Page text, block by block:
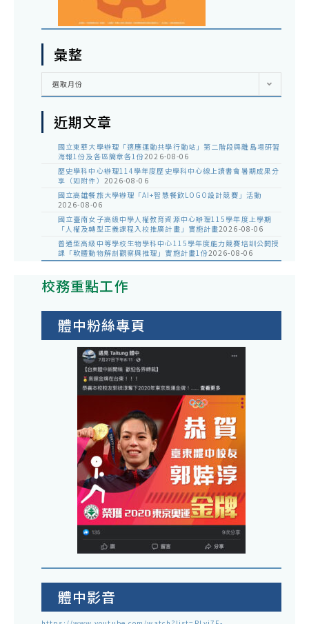
彙整
彙
選取月份
近期文章
國立東華大學辦理「適應運動共學行動站」第二階段與離島場研習
海報1份及各區簡章各1份2026-08-06
歷史學科中心辦理114學年度歷史學科中心線上讀書會暑期成果分
享（如附件） 2026-08-06
國立高雄餐旅大學辦理「AI+智慧餐飲LOGO設計競賽」活動
2026-08-06
國立臺南女子高級中學人權教育資源中心辦理115學年度上學期
「人權及轉型正義課程入校推廣計畫」實施計畫2026-08-06
普通型高級中等學校生物學科中心115學年度能力競賽培訓公開授
課「軟體動物解剖觀察與推理」實施計畫1份2026-08-06
校務重點工作
體中粉絲專頁
體中影音